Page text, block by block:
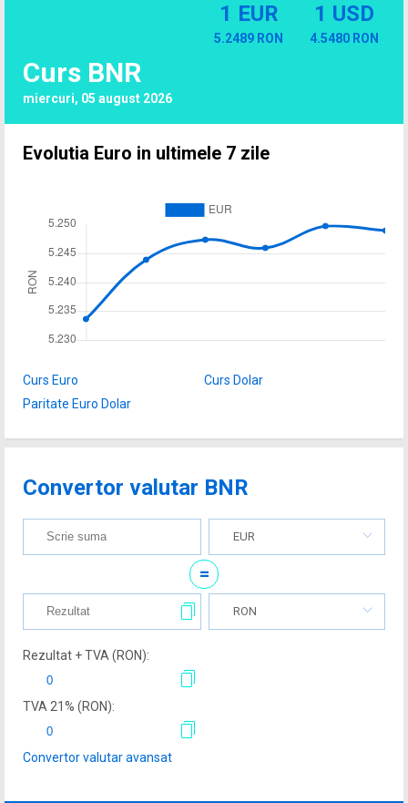
Curs BNR
miercuri, 05 august 2026
1 EUR
5.2489 RON
1 USD
4.5480 RON
Evolutia Euro in ultimele 7 zile
Curs Euro
Curs Dolar
Paritate Euro Dolar
Convertor valutar BNR
EUR
=
RON
Rezultat + TVA (RON):
TVA 21% (RON):
Convertor valutar avansat